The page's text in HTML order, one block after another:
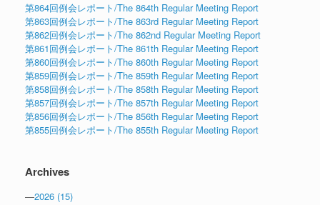
第864回例会レポート/The 864th Regular Meeting Report
第863回例会レポート/The 863rd Regular Meeting Report
第862回例会レポート/The 862nd Regular Meeting Report
第861回例会レポート/The 861th Regular Meeting Report
第860回例会レポート/The 860th Regular Meeting Report
第859回例会レポート/The 859th Regular Meeting Report
第858回例会レポート/The 858th Regular Meeting Report
第857回例会レポート/The 857th Regular Meeting Report
第856回例会レポート/The 856th Regular Meeting Report
第855回例会レポート/The 855th Regular Meeting Report
Archives
—2026 (15)